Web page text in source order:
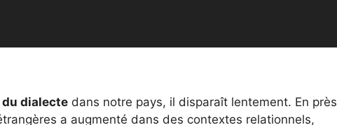
dialecte dans notre pays, il disparaît lentement. En près
a augmenté dans des contextes relationnels,